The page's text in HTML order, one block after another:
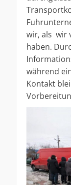
wir, als wir
haben.
während
Kontakt